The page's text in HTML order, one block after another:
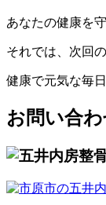
あなたの健康を
それでは、次回
健康で元気な毎
お問い合